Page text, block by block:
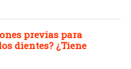
previas para
dientes? ¿Tiene